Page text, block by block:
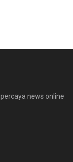
news online